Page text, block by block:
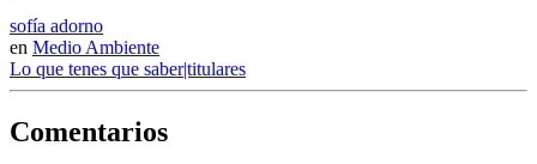
sofía adorno
en Medio Ambiente
Lo que tenes que saber|titulares
Comentarios